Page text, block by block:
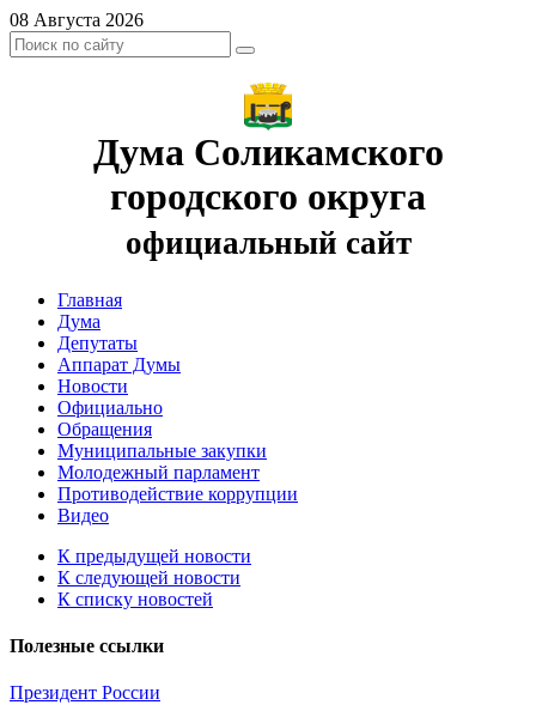
08 Августа 2026
Дума Соликамского
городского округа
официальный сайт
Главная
Дума
Депутаты
Аппарат Думы
Новости
Официально
Обращения
Муниципальные закупки
Молодежный парламент
Противодействие коррупции
Видео
К предыдущей новости
К следующей новости
К списку новостей
Полезные ссылки
Президент России